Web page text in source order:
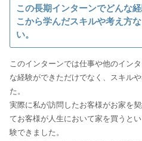
この長期インターンでどんな
こから学んだスキルや考え方
い。
このインターンでは仕事や他のイン
な経験ができただけでなく、スキル
た。
実際に私が訪問したお客様がお家を
てお客様が人生において家を買うと
験できました。